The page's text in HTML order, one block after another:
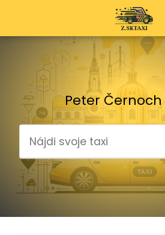
Peter Černoch